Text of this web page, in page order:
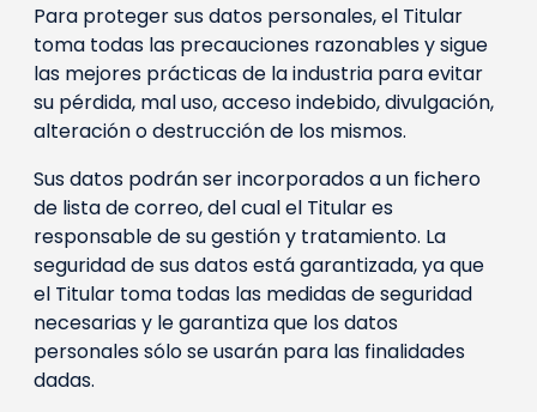
Para proteger sus datos personales, el Titular
toma todas las precauciones razonables y sigue
las mejores prácticas de la industria para evitar
su pérdida, mal uso, acceso indebido, divulgación,
alteración o destrucción de los mismos.
Sus datos podrán ser incorporados a un fichero
de lista de correo, del cual el Titular es
responsable de su gestión y tratamiento. La
seguridad de sus datos está garantizada, ya que
el Titular toma todas las medidas de seguridad
necesarias y le garantiza que los datos
personales sólo se usarán para las finalidades
dadas.